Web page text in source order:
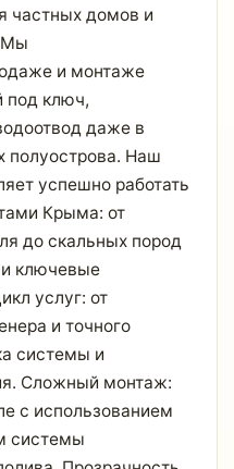
частных домов и
Мы
и монтаже
под ключ,
даже в
полуострова. Наш
успешно работать
Крыма: от
до скальных пород
ключевые
услуг: от
и точного
системы и
Сложный монтаж:
с использованием
системы